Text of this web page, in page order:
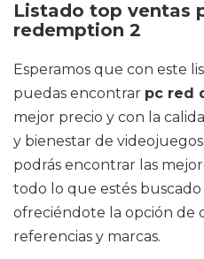
Listado top ventas
redemption 2
Esperamos que con este
puedas encontrar pc red
mejor precio y con la
y bienestar de
podrás encontrar las
todo lo que estés
ofreciéndote la opción de
referencias y marcas.